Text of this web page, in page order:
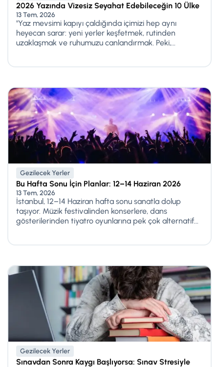
2026 Yazında Vizesiz Seyahat Edebileceğin 10 Ülke
13 Tem, 2026
"Yaz mevsimi kapıyı çaldığında içimizi hep aynı
heyecan sarar: yeni yerler keşfetmek, rutinden
uzaklaşmak ve ruhumuzu canlandırmak. Peki,...
Gezilecek Yerler
Bu Hafta Sonu İçin Planlar: 12–14 Haziran 2026
13 Tem, 2026
İstanbul, 12–14 Haziran hafta sonu sanatla dolup
taşıyor. Müzik festivalinden konserlere, dans
gösterilerinden tiyatro oyunlarına pek çok alternatif...
Gezilecek Yerler
Sınavdan Sonra Kaygı Başlıyorsa: Sınav Stresiyle